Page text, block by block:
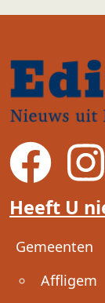
Heeft U
Voet
Gemeenten
Affligem